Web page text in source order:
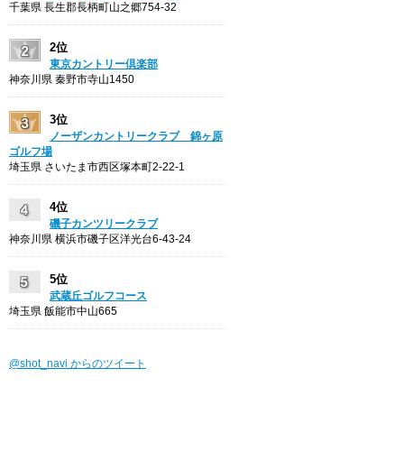
千葉県 長生郡長柄町山之郷754-32
2位
東京カントリー倶楽部
神奈川県 秦野市寺山1450
3位
ノーザンカントリークラブ 錦ヶ原
ゴルフ場
埼玉県 さいたま市西区塚本町2-22-1
4位
磯子カンツリークラブ
神奈川県 横浜市磯子区洋光台6-43-24
5位
武蔵丘ゴルフコース
埼玉県 飯能市中山665
@shot_navi からのツイート